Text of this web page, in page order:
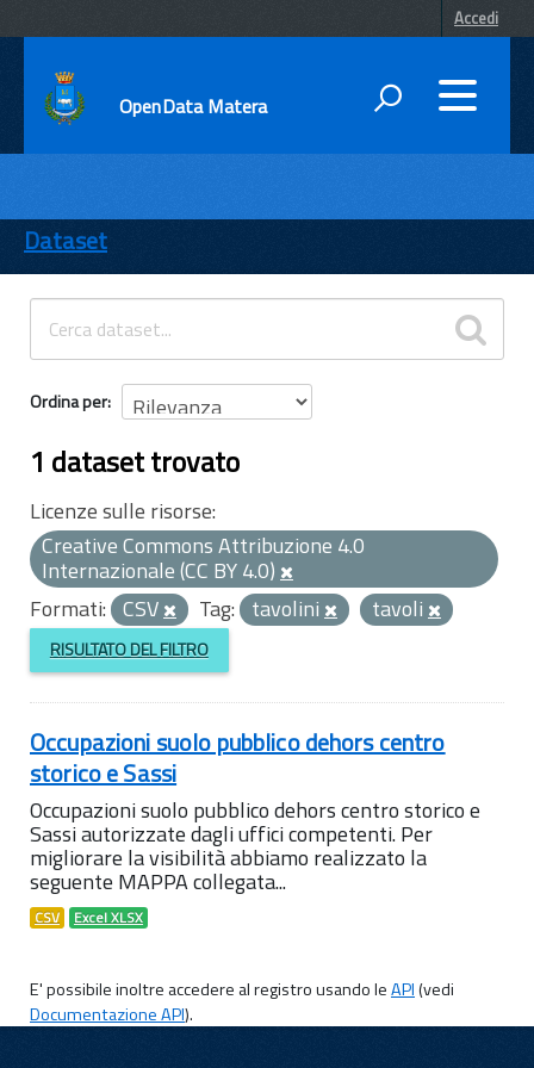
Accedi
OpenData Matera
ENTI
TEMI
INFORMAZIONI
Dataset
Ordina per
1 dataset trovato
Licenze sulle risorse:
Creative Commons Attribuzione 4.0
Internazionale (CC BY 4.0)
Formati: CSV Tag: tavolini tavoli
RISULTATO DEL FILTRO
Occupazioni suolo pubblico dehors centro
storico e Sassi
Occupazioni suolo pubblico dehors centro storico e
Sassi autorizzate dagli uffici competenti. Per
migliorare la visibilità abbiamo realizzato la
seguente MAPPA collegata...
CSV Excel XLSX
E' possibile inoltre accedere al registro usando leAPI(vedi
Documentazione API).